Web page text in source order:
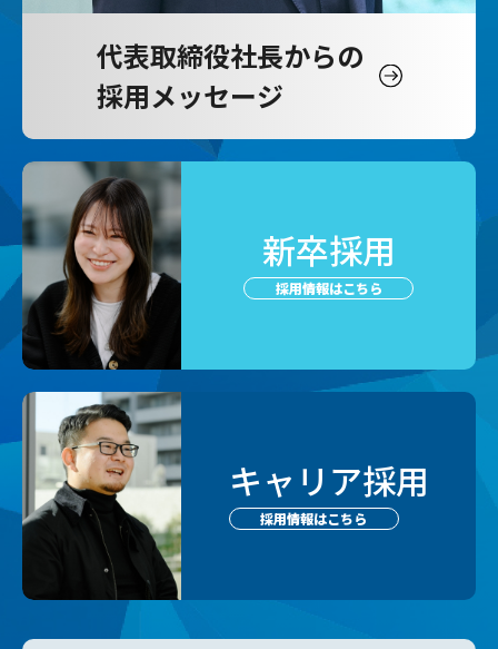
代表取締役社長からの
採用メッセージ
新卒採用
採用情報はこちら
キャリア採用
採用情報はこちら